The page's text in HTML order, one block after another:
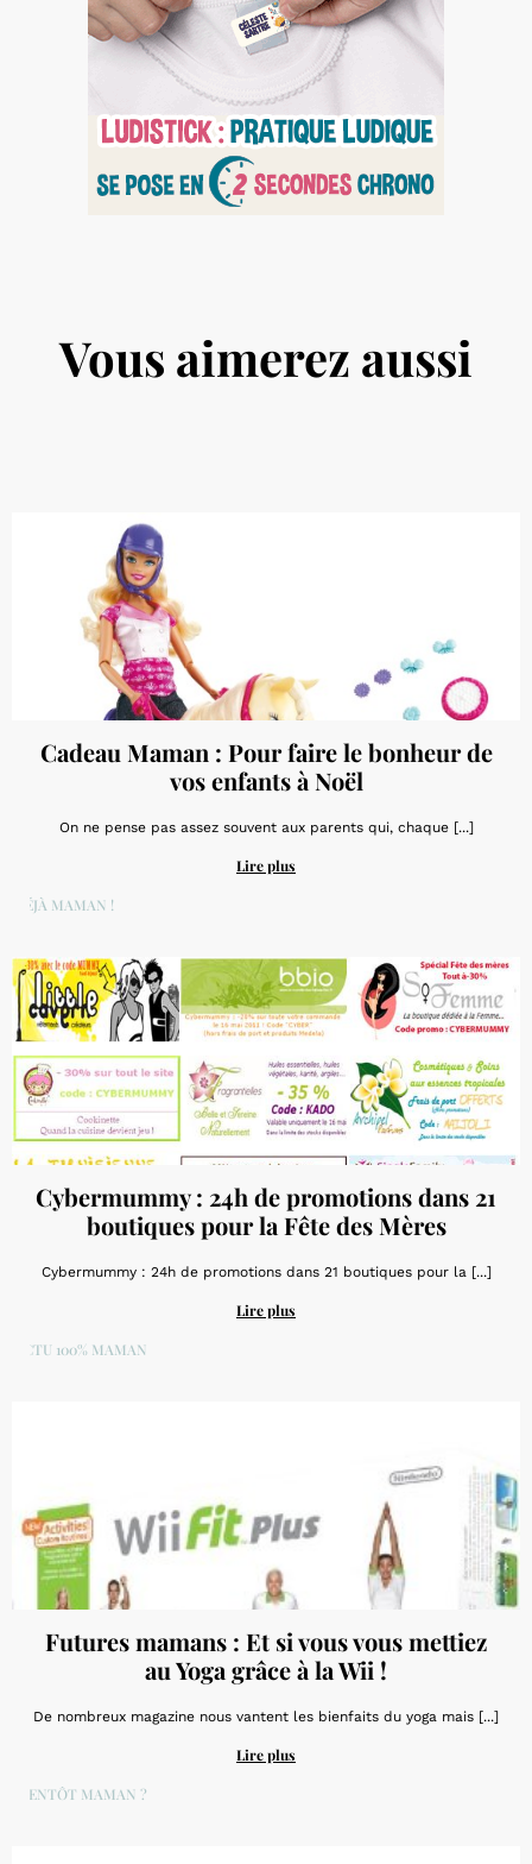
Vous aimerez aussi
Cadeau Maman : Pour faire le bonheur de
vos enfants à Noël
On ne pense pas assez souvent aux parents qui, chaque [...]
Lire plus
DÉJÀ MAMAN !
Cybermummy : 24h de promotions dans 21
boutiques pour la Fête des Mères
Cybermummy : 24h de promotions dans 21 boutiques pour la [...]
Lire plus
ACTU 100% MAMAN
Futures mamans : Et si vous vous mettiez
au Yoga grâce à la Wii !
De nombreux magazine nous vantent les bienfaits du yoga mais [...]
Lire plus
BIENTÔT MAMAN ?